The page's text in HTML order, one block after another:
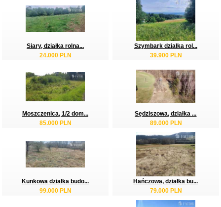
Siary, działka rolna...
24.000 PLN
Szymbark działka rol...
39.900 PLN
Moszczenica, 1/2 dom...
85.000 PLN
Sędziszowa, działka ...
89.000 PLN
Kunkowa działka budo...
99.000 PLN
Hańczowa, działka bu...
79.000 PLN